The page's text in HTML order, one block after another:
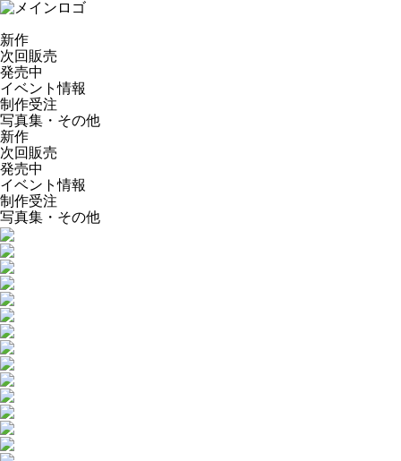
新作
次回販売
発売中
イベント情報
制作受注
写真集・その他
新作
次回販売
発売中
イベント情報
制作受注
写真集・その他